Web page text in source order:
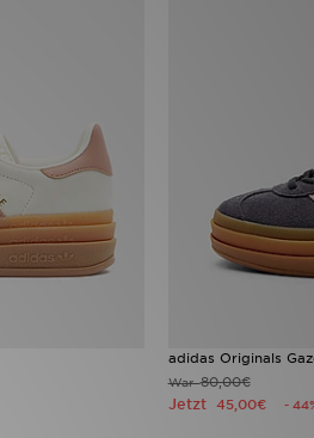
adidas Originals
War80,00€
Jetzt 45,00€ -